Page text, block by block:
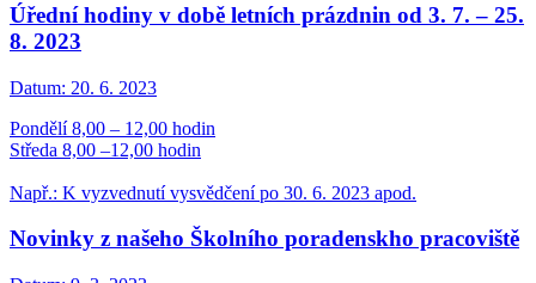
Úřední hodiny v době letních prázdnin od 3. 7. – 25.
8. 2023
Datum: 20. 6. 2023
Pondělí 8,00 – 12,00 hodin
Středa 8,00 –12,00 hodin
Např.: K vyzvednutí vysvědčení po 30. 6. 2023 apod.
Novinky z našeho Školního poradenskho pracoviště